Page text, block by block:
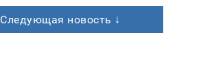
Следующая новость ↓